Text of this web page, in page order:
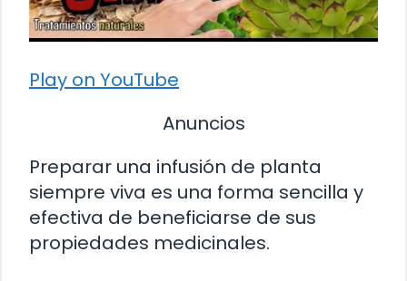
Play on YouTube
Anuncios
Preparar una infusión de planta
siempre viva es una forma sencilla y
efectiva de beneficiarse de sus
propiedades medicinales.